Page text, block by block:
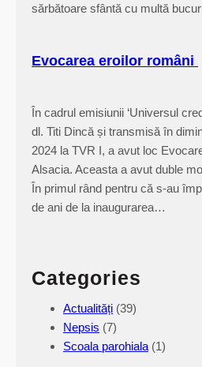
sărbătoare sfântă cu multă
Evocarea eroilor români
În cadrul emisiunii ‘Universul
dl. Titi Dincă și transmisă în
2024 la TVR I, a avut loc
Alsacia. Aceasta a avut duble
În primul rând pentru că s-au
de ani de la inaugurarea…
Categories
Actualități (39)
Nepsis (7)
Scoala parohiala (1)